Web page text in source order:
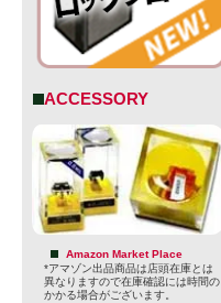
ACCESSORY
Amazon Market Place
*アマゾン出品商品は店頭在庫とは
異なりますので在庫確認には時間の
かかる場合がございます。